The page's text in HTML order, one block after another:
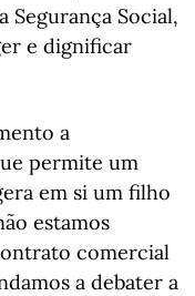
Segurança Social,
e dignificar
a
permite um
em si um filho
estamos
comercial
a debater a